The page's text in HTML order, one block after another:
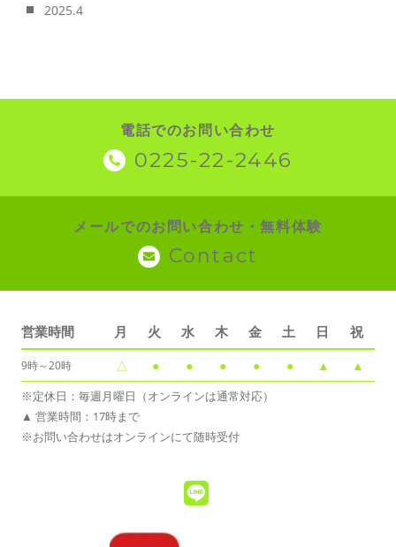
2025.4
電話でのお問い合わせ
0225-22-2446
メールでのお問い合わせ・無料体験
Contact
営業時間 月 火 水 木 金 土 日 祝
9時～20時 △ ● ● ● ● ● ▲ ▲
※定休日：毎週月曜日（オンラインは通常対応）
▲ 営業時間：17時まで
※お問い合わせはオンラインにて随時受付